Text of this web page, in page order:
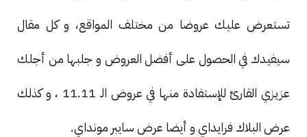
تستعرض عليك عروضا من مختلف المواقع، و كل مقال
سيفيدك في الحصول على أفضل العروض و جلبها من أجلك
عزيزي القارئ للإستفادة منها في عروض الـ 11.11 ، و كذلك
عرض البلاك فرايداي و أيضا عرض سايبر مونداي.